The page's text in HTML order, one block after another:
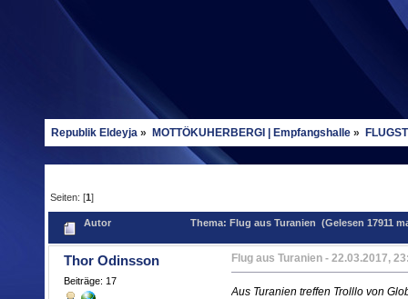
Republik Eldeyja » MOTTÖKUHERBERGI | Empfangshalle»
Seiten: [1]
Autor Thema: Flug aus Turanien (Gelesen 17911
Thor Odinsson
Beiträge: 17
Flug aus Turanien- 22.03.2017,
Aus Turanien treffen Trolllo von